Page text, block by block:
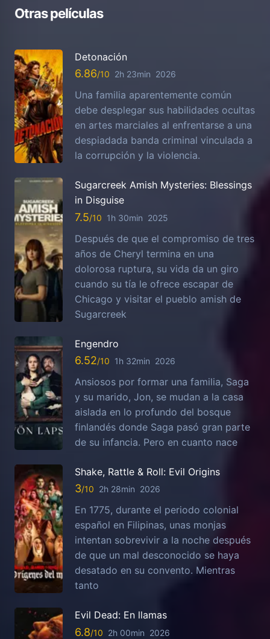
Otras películas
Detonación
6.86 2h 23min 2026
Una familia aparentemente común
debe desplegar sus habilidades ocultas
en artes marciales al enfrentarse a una
despiadada banda criminal vinculada a
la corrupción y la violencia.
Sugarcreek Amish Mysteries: Blessings
in Disguise
7.5 1h 30min 2025
Después de que el compromiso de tres
años de Cheryl termina en una
dolorosa ruptura, su vida da un giro
cuando su tía le ofrece escapar de
Chicago y visitar el pueblo amish de
Sugarcreek
Engendro
6.52 1h 32min 2026
Ansiosos por formar una familia, Saga
y su marido, Jon, se mudan a la casa
aislada en lo profundo del bosque
finlandés donde Saga pasó gran parte
de su infancia. Pero en cuanto nace
Shake, Rattle & Roll: Evil Origins
3 2h 28min 2026
En 1775, durante el periodo colonial
español en Filipinas, unas monjas
intentan sobrevivir a la noche después
de que un mal desconocido se haya
desatado en su convento. Mientras
tanto
Evil Dead: En llamas
6.8 2h 00min 2026